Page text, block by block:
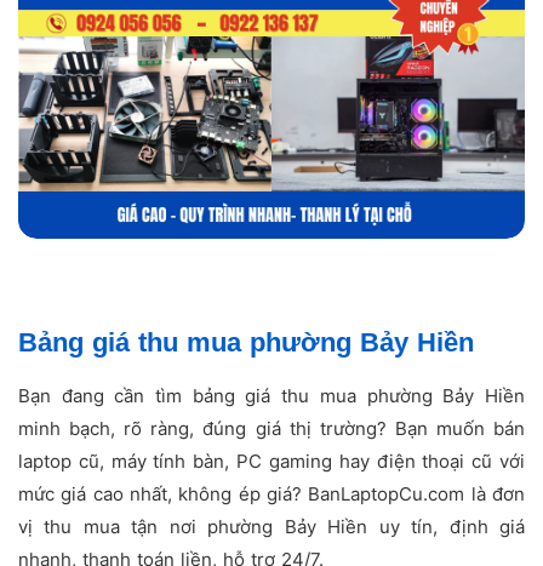
Bảng giá thu mua phường Bảy Hiền
Bạn đang cần tìm bảng giá thu mua phường Bảy Hiền
minh bạch, rõ ràng, đúng giá thị trường? Bạn muốn bán
laptop cũ, máy tính bàn, PC gaming hay điện thoại cũ với
mức giá cao nhất, không ép giá? BanLaptopCu.com là đơn
vị thu mua tận nơi phường Bảy Hiền uy tín, định giá
nhanh, thanh toán liền, hỗ trợ 24/7.